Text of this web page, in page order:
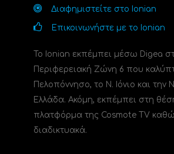
Διαφημιστείτε στο Ionian
Επικοινωνήστε με το Ionian
Το Ionian εκπέμπει μέσω Digea
Περιφερειακή Ζώνη 6 που
Πελοπόννησο, το N. Ιόνιο και την
Ελλάδα. Ακόμη, εκπέμπει στη
πλατφόρμα της Cosmote TV
διαδικτυακά.